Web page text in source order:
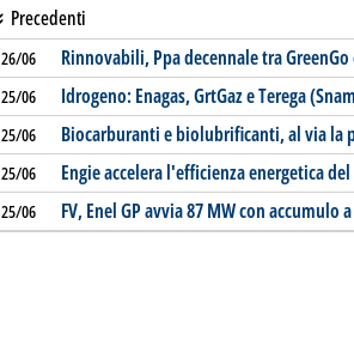
Precedenti
26/06 Rinnovabili, Ppa decennale tra GreenGo
25/06 Idrogeno: Enagas, GrtGaz e Terega
25/06 Biocarburanti e biolubrificanti, al via la
25/06 Engie accelera l'efficienza energetica
25/06 FV, Enel GP avvia 87 MW con accumulo